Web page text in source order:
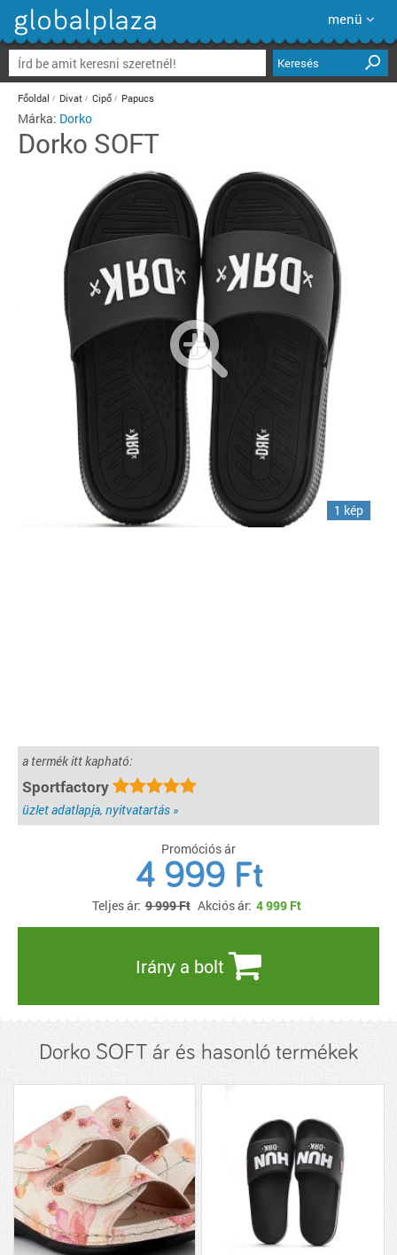
menü
Keresés
Főoldal Divat Cipő Papucs
Márka: Dorko
Dorko SOFT
1 kép
a termék itt kapható:
Sportfactory
üzlet adatlapja, nyitvatartás »
Promóciós ár
4 999 Ft
Teljes ár: 9 999 Ft Akciós ár: 4 999 Ft
Irány a bolt
Dorko SOFT ár és hasonló termékek